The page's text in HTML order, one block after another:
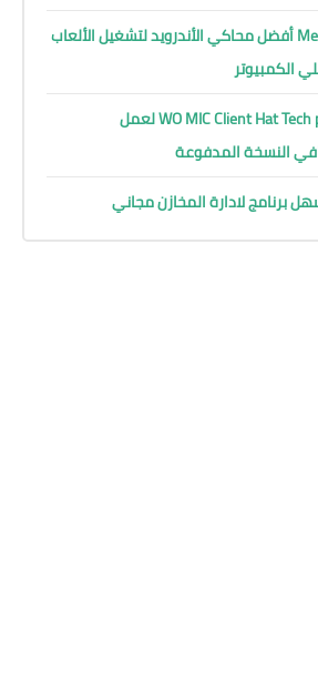
تحميل ميمو Memu أفضل محاكي الأندرويد لتشغيل الألعاب
الكمبيوتر
تحميل برنامج WO MIC Client Hat Tech pro لعمل
النسخة المدفوعة
برنامج لادارة المخازن مجاني